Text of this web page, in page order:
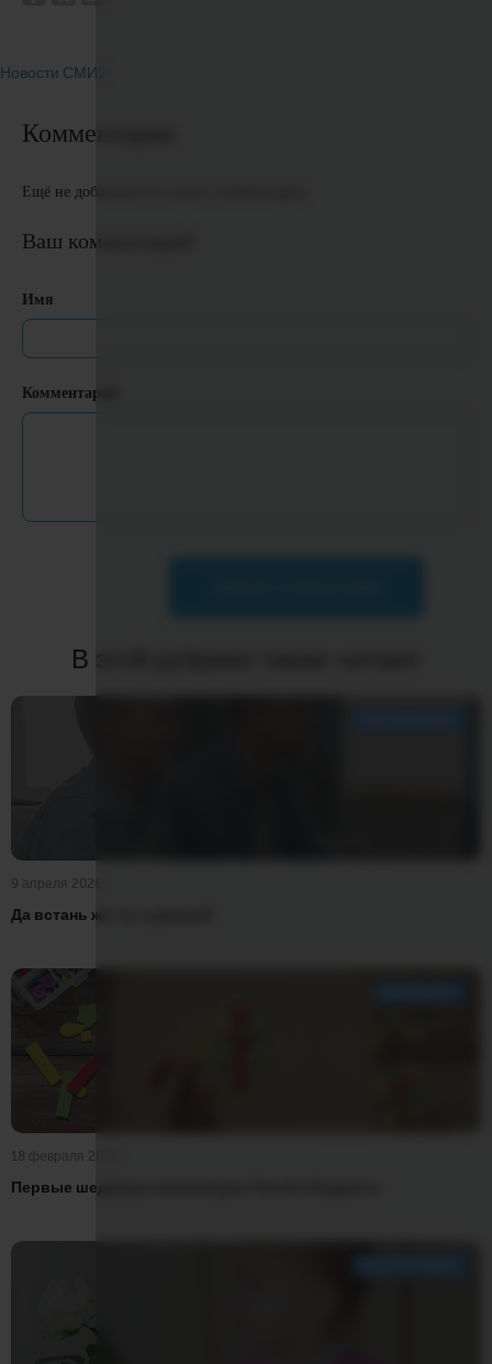
Новости СМИ2
Комментарии
Ещё не добавлено ни одного комментария
Ваш комментарий
Имя
Комментарий
В этой рубрике также читают
9 апреля 2026
Да встань же ты с дивана!
18 февраля 2026
Первые шедевры аппликации. Расчёт бюджета